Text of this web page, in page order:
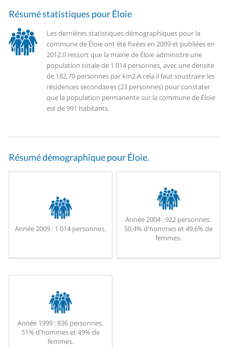
Résumé statistiques pour Éloie
Les dernières statistiques démographiques pour la
commune de Éloie ont été fixées en 2009 et publiées en
2012.Il ressort que la mairie de Éloie administre une
population totale de 1 014 personnes, avec une densite
de 182,70 personnes par km2.A cela il faut soustraire les
résidences secondaires (23 personnes) pour constater
que la population permanente sur la commune de Éloie
est de 991 habitants.
Résumé démographique pour Éloie.
Année 2009 : 1 014 personnes.
Année 2004 :922 personnes.
50,4% d'hommes et 49,6% de
femmes.
Année 1999 :836 personnes.
51% d'hommes et 49% de
femmes.